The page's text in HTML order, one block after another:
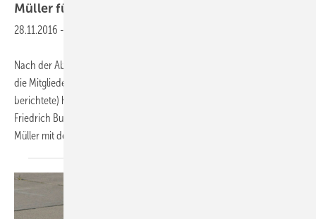
Müller führt die
28.11.2016 -
Nach der Abberufung von Hauptgeschäftsführer Elmar Esser durch
die Mitgliederversammlung des ZVSHK am 27. Oktober 2016 (die SBZ
berichtete) hat der amtierende Vorstand unter Vize-Präsident
Friedrich Budde den stellvertretenden Hauptgeschäftsführer Andreas
Müller mit der Führung